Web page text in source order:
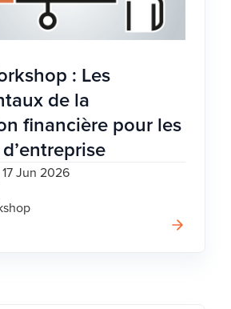
: Les
de la
financière pour les
Jun 2026